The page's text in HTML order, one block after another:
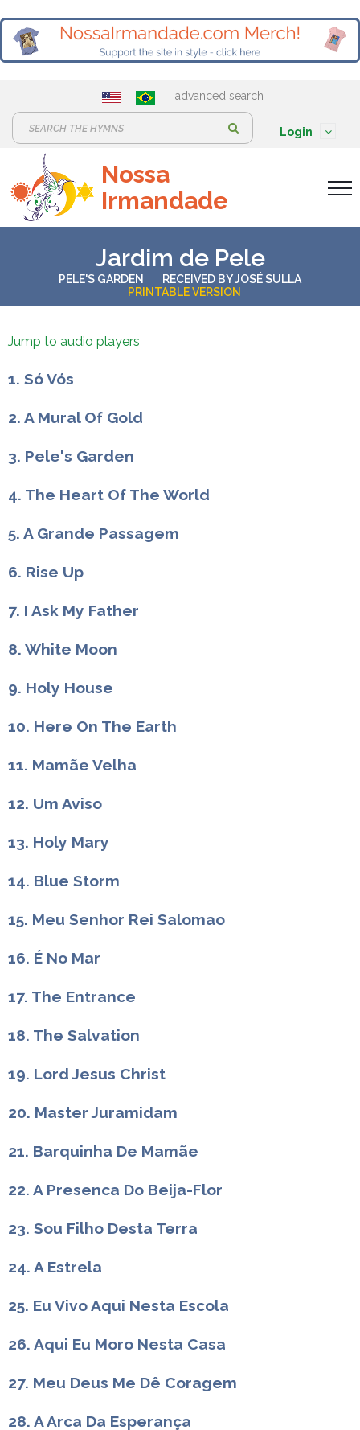
advanced search
e
a
r
:
Login
Nossa
Irmandade
Jardim de Pele
PELE'S GARDEN RECEIVED BYJOSÉ SULLA
PRINTABLE VERSION
Jump to audio players
1. Só Vós
2. A Mural Of Gold
3. Pele's Garden
4. The Heart Of The World
5. A Grande Passagem
6. Rise Up
7. I Ask My Father
8. White Moon
9. Holy House
10. Here On The Earth
11. Mamãe Velha
12. Um Aviso
13. Holy Mary
14. Blue Storm
15. Meu Senhor Rei Salomao
16. É No Mar
17. The Entrance
18. The Salvation
19. Lord Jesus Christ
20. Master Juramidam
21. Barquinha De Mamãe
22. A Presenca Do Beija-Flor
23. Sou Filho Desta Terra
24. A Estrela
25. Eu Vivo Aqui Nesta Escola
26. Aqui Eu Moro Nesta Casa
27. Meu Deus Me Dê Coragem
28. A Arca Da Esperança